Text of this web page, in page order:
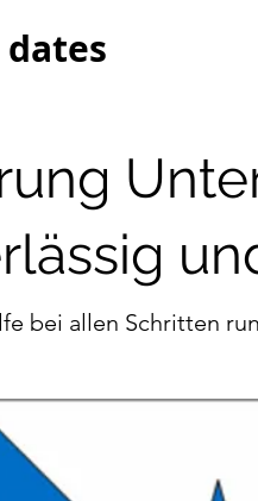
dates
bei allen Schritten